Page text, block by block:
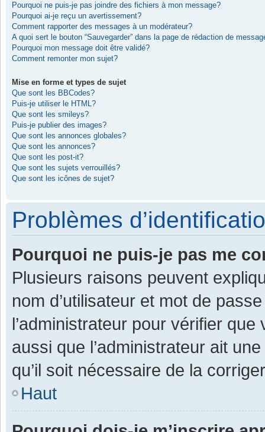
Pourquoi ne puis-je pas joindre des fichiers à mon message?
Pourquoi ai-je reçu un avertissement?
Comment rapporter des messages à un modérateur?
A quoi sert le bouton “Sauvegarder” dans la page de rédaction de
Pourquoi mon message doit être validé?
Comment remonter mon sujet?
Mise en forme et types de sujet
Que sont les BBCodes?
Puis-je utiliser le HTML?
Que sont les smileys?
Puis-je publier des images?
Que sont les annonces globales?
Que sont les annonces?
Que sont les post-it?
Que sont les sujets verrouillés?
Que sont les icônes de sujet?
Problèmes
Pourquoi ne puis-je pas me
Plusieurs raisons peuvent
nom d’utilisateur et mot de
l’administrateur pour vérifier
aussi que l’administrateur ait
qu’il soit nécessaire de la
Haut